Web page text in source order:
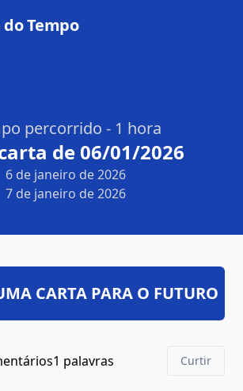
do Tempo
percorrido - 1 hora
de 06/01/2026
6 de janeiro de 2026
7 de janeiro de 2026
1 palavras Curtir
CARTA PARA O FUTURO